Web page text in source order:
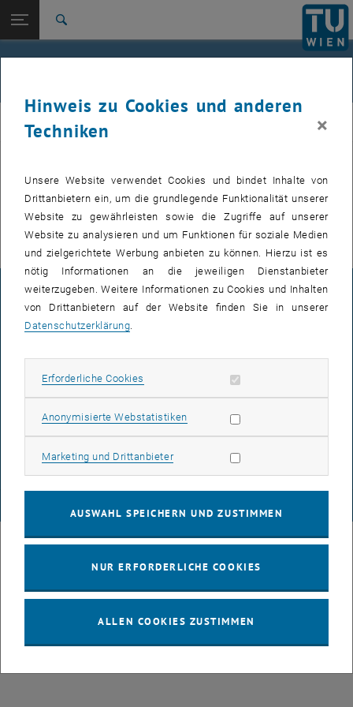
TU Login
Studium
International
Zur 1. Menü Ebene
FemPhys
Zurück: Subseiten von FemPhys auflisten
Zurück zur letzten Ebene:
FemPhys
FemPhys
VERANSTALTUNGEN VOM 14. JULI 2026
Es gibt keine Veranstaltungen in der aktuellen Ansicht.
IMPRESSUM
COOKIEEINSTELLUNGEN
Hinweis zu Cookies und anderen
Techniken
×
Unsere Website verwendet Cookies und bindet Inhalte von
Drittanbietern ein, um die grundlegende Funktionalität unserer
Website zu gewährleisten sowie die Zugriffe auf unserer
Website zu analysieren und um Funktionen für soziale Medien
und zielgerichtete Werbung anbieten zu können. Hierzu ist es
nötig Informationen an die jeweiligen Dienstanbieter
weiterzugeben. Weitere Informationen zu Cookies und Inhalten
von Drittanbietern auf der Website finden Sie in unserer
Datenschutzerklärung.
Erforderliche Cookies Erforderliche Cookies zulassen
Anonymisierte WebstatistikenStatistik Cookies zulassen
Marketing und DrittanbieterMarketing Cookies zulassen
AUSWAHL SPEICHERN UND ZUSTIMMEN
NUR ERFORDERLICHE COOKIES
ALLEN COOKIES ZUSTIMMEN